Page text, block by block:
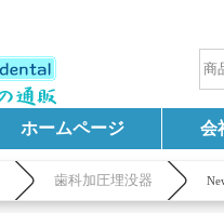
ホームページ 会
歯科加圧埋没器